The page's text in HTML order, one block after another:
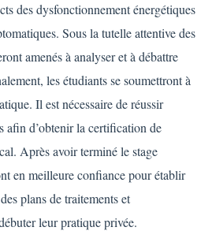
des dysfonctionnement énergétiques
Sous la tutelle attentive des
amenés à analyser et à débattre
les étudiants se soumettront à
Il est nécessaire de réussir
afin d’obtenir la certification de
Après avoir terminé le stage
en meilleure confiance pour établir
plans de traitements et
leur pratique privée.